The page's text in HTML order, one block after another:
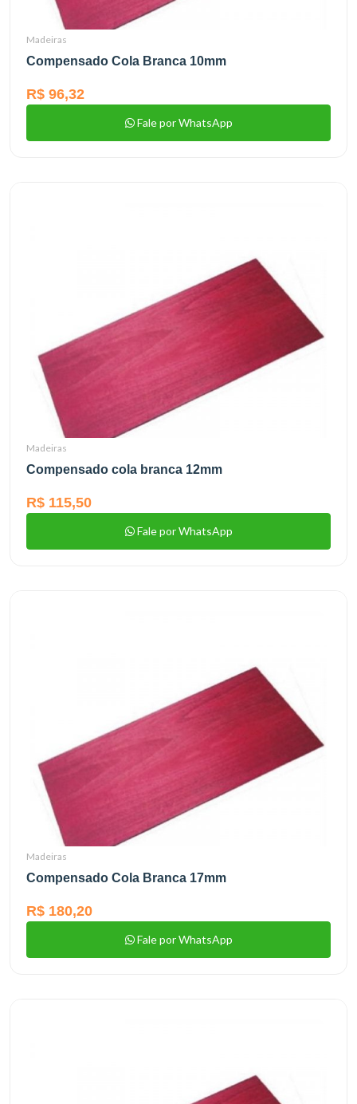
Madeiras
Compensado Cola Branca 10mm
R$ 96,32
Fale por WhatsApp
Madeiras
Compensado cola branca 12mm
R$ 115,50
Fale por WhatsApp
Madeiras
Compensado Cola Branca 17mm
R$ 180,20
Fale por WhatsApp